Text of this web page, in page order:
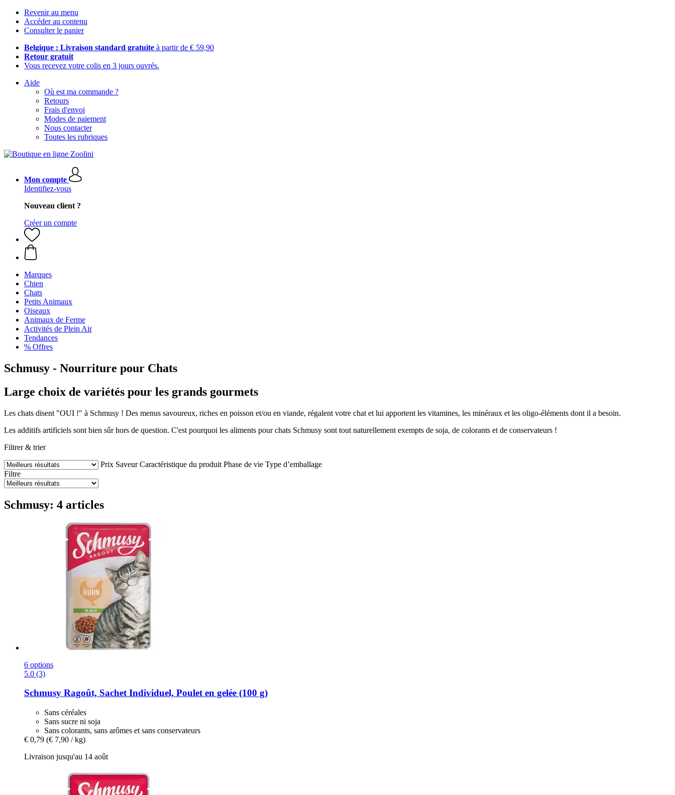
Revenir au menu
Accéder au contenu
Consulter le panier
Belgique : Livraison standard gratuite à partir de € 59,90
Retour gratuit
Vous recevez votre colis en 3 jours ouvrés.
Aide
Où est ma commande ?
Retours
Frais d'envoi
Modes de paiement
Nous contacter
Toutes les rubriques
Mon compte
Identifiez-vous
Nouveau client ?
Créer un compte
Marques
Chien
Chats
Petits Animaux
Oiseaux
Animaux de Ferme
Activités de Plein Air
Tendances
% Offres
Schmusy - Nourriture pour Chats
Large choix de variétés pour les grands gourmets
Les chats disent "OUI !" à Schmusy ! Des menus savoureux, riches en poisson et/ou en viande, régalent votre chat et lui apportent les vitamines, les minéraux et les oligo-éléments dont il a besoin.
Les additifs artificiels sont bien sûr hors de question. C'est pourquoi les aliments pour chats Schmusy sont tout naturellement exempts de soja, de colorants et de conservateurs !
Filtrer & trier
Prix SaveurCaractéristique du produit Phase de vie Type d’emballage
Filtre
Schmusy: 4 articles
6 options
5.0 (3)
Schmusy Ragoût, Sachet Individuel, Poulet en gelée (100 g)
Sans céréales
Sans sucre ni soja
Sans colorants, sans arômes et sans conservateurs
€ 0,79 (€ 7,90 / kg)
Livraison jusqu'au 14 août